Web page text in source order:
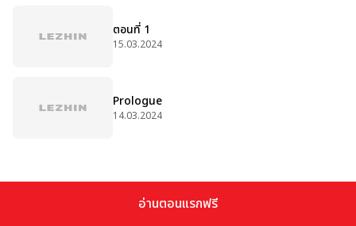
ตอนที่ 1
15.03.2024
Prologue
14.03.2024
อ่านตอนแรกฟรี